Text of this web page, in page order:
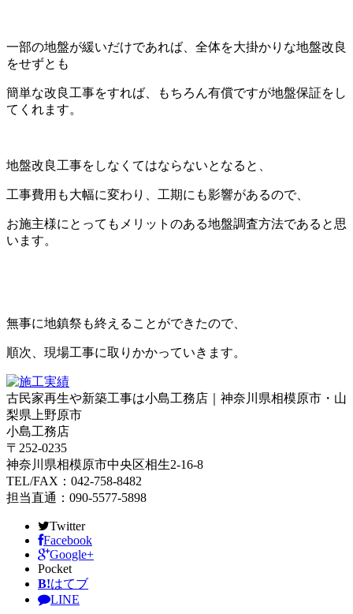
一部の地盤が緩いだけであれば、全体を大掛かりな地盤改良
をせずとも
簡単な改良工事をすれば、もちろん有償ですが地盤保証をし
てくれます。
地盤改良工事をしなくてはならないとなると、
工事費用も大幅に変わり、工期にも影響があるので、
お施主様にとってもメリットのある地盤調査方法であると思
います。
無事に地鎮祭も終えることができたので、
順次、現場工事に取りかかっていきます。
古民家再生や新築工事は小島工務店｜神奈川県相模原市・山
梨県上野原市
小島工務店
〒252-0235
神奈川県相模原市中央区相生2-16-8
TEL/FAX：042-758-8482
担当直通：090-5577-5898
Twitter
Facebook
Google+
Pocket
B!はてブ
LINE